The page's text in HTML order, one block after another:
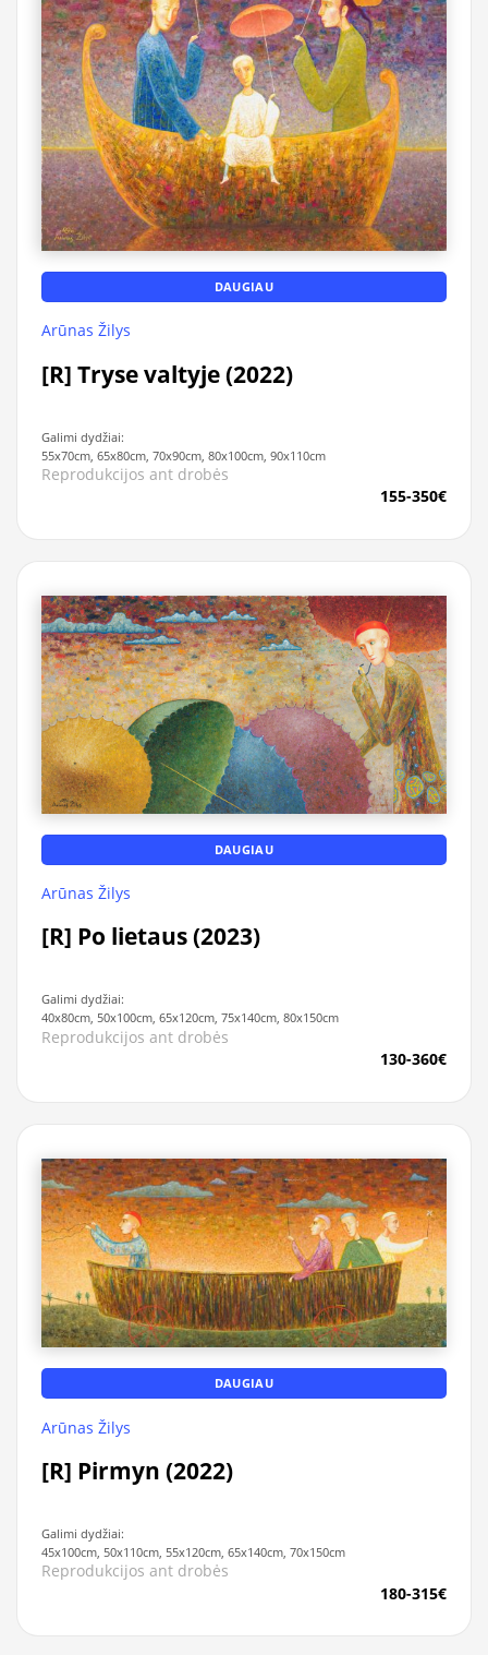
DAUGIAU
Arūnas Žilys
[R] Tryse valtyje (2022)
Galimi dydžiai:
55x70cm, 65x80cm, 70x90cm, 80x100cm, 90x110cm
Reprodukcijos ant drobės
155-350€
DAUGIAU
Arūnas Žilys
[R] Po lietaus (2023)
Galimi dydžiai:
40x80cm, 50x100cm, 65x120cm, 75x140cm, 80x150cm
Reprodukcijos ant drobės
130-360€
DAUGIAU
Arūnas Žilys
[R] Pirmyn (2022)
Galimi dydžiai:
45x100cm, 50x110cm, 55x120cm, 65x140cm, 70x150cm
Reprodukcijos ant drobės
180-315€